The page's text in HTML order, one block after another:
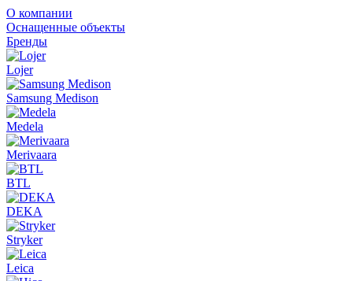
О компании
Оснащенные объекты
Бренды
Lojer
Samsung Medison
Medela
Merivaara
BTL
DEKA
Stryker
Leica